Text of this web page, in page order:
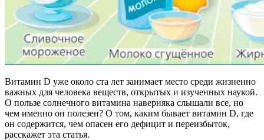
Витамин D уже около ста лет занимает место среди жизненно
важных для человека веществ, открытых и изученных наукой.
О пользе солнечного витамина наверняка слышали все, но
чем именно он полезен? О том, каким бывает витамин D, где
он содержится, чем опасен его дефицит и переизбыток,
расскажет эта статья.